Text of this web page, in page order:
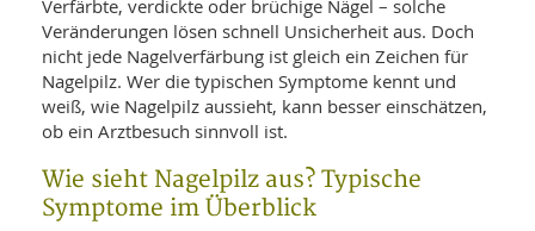
Verfärbte, verdickte oder brüchige Nägel – solche
Veränderungen lösen schnell Unsicherheit aus. Doch
nicht jede Nagelverfärbung ist gleich ein Zeichen für
Nagelpilz. Wer die typischen Symptome kennt und
weiß, wie Nagelpilz aussieht, kann besser einschätzen,
ob ein Arztbesuch sinnvoll ist.
Wie sieht Nagelpilz aus? Typische
Symptome im Überblick